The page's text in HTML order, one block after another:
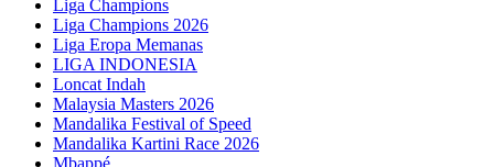
Liga Champions
Liga Champions 2026
Liga Eropa Memanas
LIGA INDONESIA
Loncat Indah
Malaysia Masters 2026
Mandalika Festival of Speed
Mandalika Kartini Race 2026
Mbappé